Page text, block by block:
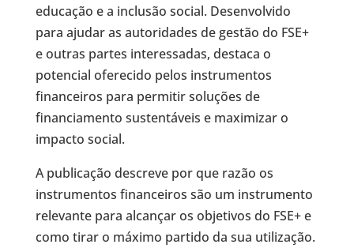
educação e a inclusão social. Desenvolvido
para ajudar as autoridades de gestão do FSE+
e outras partes interessadas, destaca o
potencial oferecido pelos instrumentos
financeiros para permitir soluções de
financiamento sustentáveis e maximizar o
impacto social.
A publicação descreve por que razão os
instrumentos financeiros são um instrumento
relevante para alcançar os objetivos do FSE+ e
como tirar o máximo partido da sua utilização.